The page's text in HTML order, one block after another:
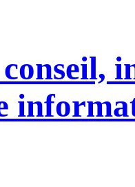
conseil,